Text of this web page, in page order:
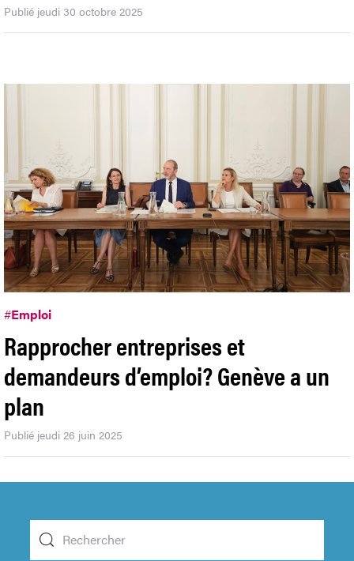
Publié jeudi 30 octobre 2025
#Emploi
Rapprocher entreprises et
demandeurs d’emploi? Genève a un
plan
Publié jeudi 26 juin 2025